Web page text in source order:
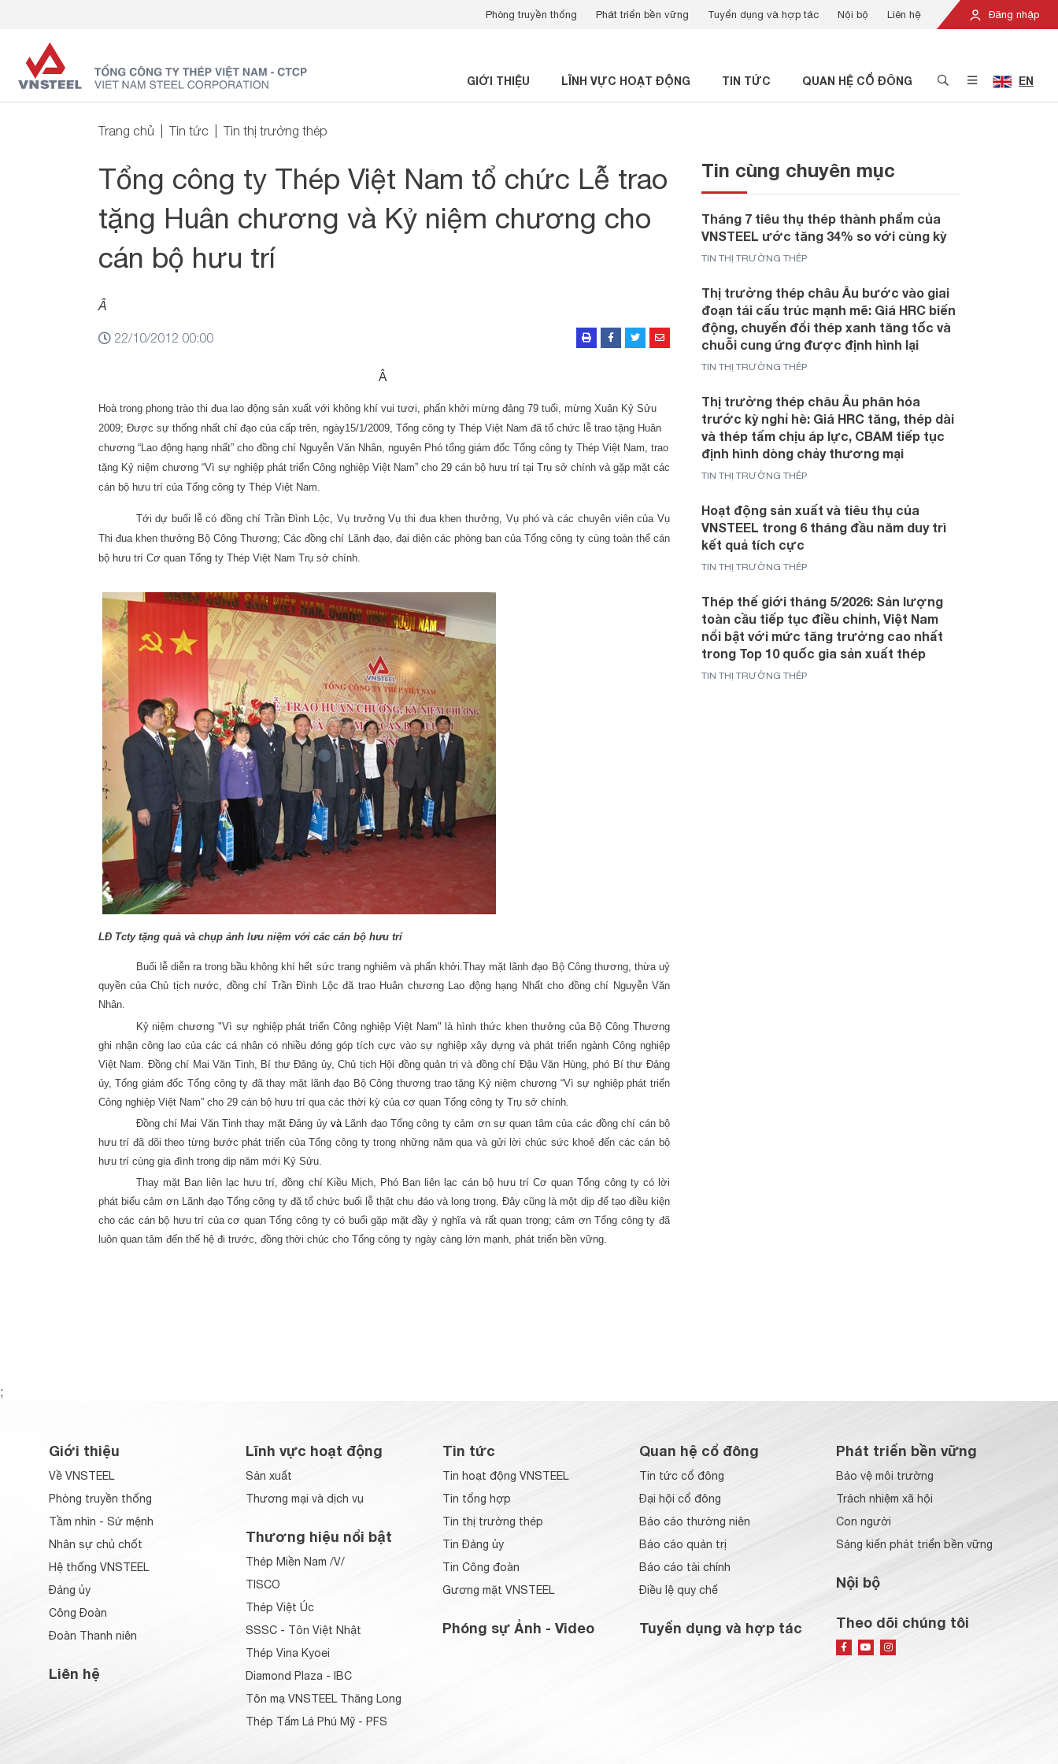
Đăng nhập
Phòng truyền thống Phát triển bền vững Tuyển dụng và hợp tác Nội bộ Liên hệ
GIỚI THIỆU LĨNH VỰC HOẠT ĐỘNG TIN TỨC QUAN HỆ CỔ ĐÔNG EN
Trang chủ Tin tức Tin thị trường thép
Tổng công ty Thép Việt Nam tổ chức Lễ trao
tặng Huân chương và Kỷ niệm chương cho
cán bộ hưu trí
Â
22/10/2012 00:00
Â
Hoà trong phong trào thi đua lao động sản xuất với không khí vui tươi, phấn khởi mừng đảng 79 tuổi, mừng Xuân Kỷ Sửu
2009; Được sự thống nhất chỉ đạo của cấp trên, ngày15/1/2009, Tổng công ty Thép Việt Nam đã tổ chức lễ trao tặng Huân
chương “Lao động hạng nhất” cho đồng chí Nguyễn Văn Nhân, nguyên Phó tổng giám đốc Tổng công ty Thép Việt Nam, trao
tặng Kỷ niệm chương “Vì sự nghiệp phát triển Công nghiệp Việt Nam” cho 29 cán bộ hưu trí tại Trụ sở chính và gặp mặt các
cán bộ hưu trí của Tổng công ty Thép Việt Nam.
Tới dự buổi lễ có đồng chí Trần Đình Lộc, Vụ trưởng Vụ thi đua khen thưởng, Vụ phó và các chuyên viên của Vụ
Thi đua khen thưởng Bộ Công Thương; Các đồng chí Lãnh đạo, đại diện các phòng ban của Tổng công ty cùng toàn thể cán
bộ hưu trí Cơ quan Tổng ty Thép Việt Nam Trụ sở chính.
LĐ Tcty tặng quà và chụp ảnh lưu niệm với các cán bộ hưu trí
Buổi lễ diễn ra trong bầu không khí hết sức trang nghiêm và phấn khởi.Thay mặt lãnh đạo Bộ Công thương, thừa uỷ
quyền của Chủ tịch nước, đồng chí Trần Đình Lộc đã trao Huân chương Lao động hạng Nhất cho đồng chí Nguyễn Văn
Nhân.
Kỷ niệm chương "Vì sự nghiệp phát triển Công nghiệp Việt Nam" là hình thức khen thưởng của Bộ Công Thương
ghi nhận công lao của các cá nhân có nhiều đóng góp tích cực vào sự nghiệp xây dựng và phát triển ngành Công nghiệp
Việt Nam. Đồng chí Mai Văn Tinh, Bí thư Đảng ủy, Chủ tịch Hội đồng quản trị và đồng chí Đậu Văn Hùng, phó Bí thư Đảng
ủy, Tổng giám đốc Tổng công ty đã thay mặt lãnh đạo Bộ Công thương trao tặng Kỷ niệm chương “Vì sự nghiệp phát triển
Công nghiệp Việt Nam” cho 29 cán bộ hưu trí qua các thời kỳ của cơ quan Tổng công ty Trụ sở chính.
Đồng chí Mai Văn Tinh thay mặtĐảng ủy và
Lãnh đạo Tổng công ty cảm ơn sự quan tâm của các đồng chí cán bộ
hưu trí đã dõi theo từng bước phát triển của Tổng công ty trong những năm qua và gửi lời chúc sức khoẻ đến các cán bộ
hưu trí cùng gia đình trong dịp năm mới Kỷ Sửu.
Thay mặt Ban liên lạc hưu trí, đồng chí Kiều Mịch, Phó Ban liên lạc cán bộ hưu trí Cơ quan Tổng công ty có lời
phát biểu cảm ơn Lãnh đạo Tổng công ty đã tổ chức buổi lễ thật chu đáo và long trọng. Đây cũng là một dịp để tạo điều kiện
cho các cán bộ hưu trí của cơ quan Tổng công ty có buổi gặp mặt đầy ý nghĩa và rất quan trọng; cảm ơn Tổng công ty đã
luôn quan tâm đến thế hệ đi trước, đồng thời chúc cho Tổng công ty ngày càng lớn mạnh, phát triển bền vững.
Tin cùng chuyên mục
Tháng 7 tiêu thụ thép thành phẩm của
VNSTEEL ước tăng 34% so với cùng kỳ
TIN THỊ TRƯỜNG THÉP
Thị trường thép châu Âu bước vào giai
đoạn tái cấu trúc mạnh mẽ: Giá HRC biến
động, chuyển đổi thép xanh tăng tốc và
chuỗi cung ứng được định hình lại
TIN THỊ TRƯỜNG THÉP
Thị trường thép châu Âu phân hóa
trước kỳ nghỉ hè: Giá HRC tăng, thép dài
và thép tấm chịu áp lực, CBAM tiếp tục
định hình dòng chảy thương mại
TIN THỊ TRƯỜNG THÉP
Hoạt động sản xuất và tiêu thụ của
VNSTEEL trong 6 tháng đầu năm duy trì
kết quả tích cực
TIN THỊ TRƯỜNG THÉP
Thép thế giới tháng 5/2026: Sản lượng
toàn cầu tiếp tục điều chỉnh, Việt Nam
nổi bật với mức tăng trưởng cao nhất
trong Top 10 quốc gia sản xuất thép
TIN THỊ TRƯỜNG THÉP
;
Giới thiệu
Về VNSTEEL
Phòng truyền thống
Tầm nhìn - Sứ mệnh
Nhân sự chủ chốt
Hệ thống VNSTEEL
Đảng ủy
Công Đoàn
Đoàn Thanh niên
Liên hệ
Lĩnh vực hoạt động
Sản xuất
Thương mại và dịch vụ
Thương hiệu nổi bật
Thép Miền Nam /V/
TISCO
Thép Việt Úc
SSSC - Tôn Việt Nhật
Thép Vina Kyoei
Diamond Plaza - IBC
Tôn mạ VNSTEEL Thăng Long
Thép Tấm Lá Phú Mỹ - PFS
Tin tức
Tin hoạt động VNSTEEL
Tin tổng hợp
Tin thị trường thép
Tin Đảng ủy
Tin Công đoàn
Gương mặt VNSTEEL
Phóng sự Ảnh - Video
Quan hệ cổ đông
Tin tức cổ đông
Đại hội cổ đông
Báo cáo thường niên
Báo cáo quản trị
Báo cáo tài chính
Điều lệ quy chế
Tuyển dụng và hợp tác
Phát triển bền vững
Bảo vệ môi trường
Trách nhiệm xã hội
Con người
Sáng kiến phát triển bền vững
Nội bộ
Theo dõi chúng tôi